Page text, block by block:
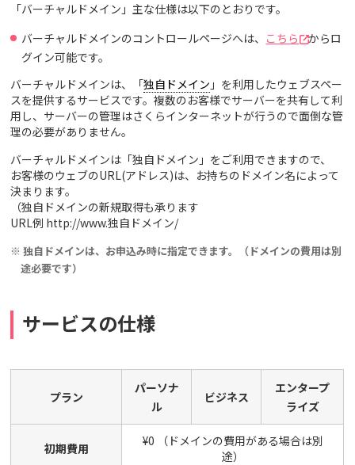
「バーチャルドメイン」主な仕様は以下のとおりです。
バーチャルドメインのコントロールページへは、 こちら
からロ
グイン可能です。
バーチャルドメインは、「独自ドメイン 」を利用したウェブスペー
スを提供するサービスです。複数のお客様でサーバーを共有して利
用し、サーバーの管理はさくらインターネットが行うので面倒な管
理の必要がありません。
バーチャルドメインは「独自ドメイン」をご利用できますので、
お客様のウェブのURL(アドレス)は、お持ちのドメイン名によって
決まります。
（独自ドメインの新規取得も承ります
URL例 http://www.独自ドメイン/
※ 独自ドメインは、お申込み時に指定できます。（ドメインの費用は別
途必要です）
サービスの仕様
プラン
パーソナ
ル
ビジネス
エンタープ
ライズ
初期費用
¥0 （ドメインの費用がある場合は別
途）